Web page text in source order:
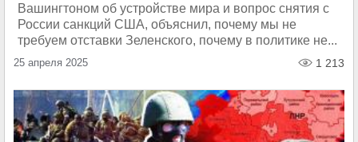
Вашингтоном об устройстве мира и вопрос снятия с
России санкций США, объяснил, почему мы не
требуем отставки Зеленского, почему в политике не...
25 апреля 2025 1 213